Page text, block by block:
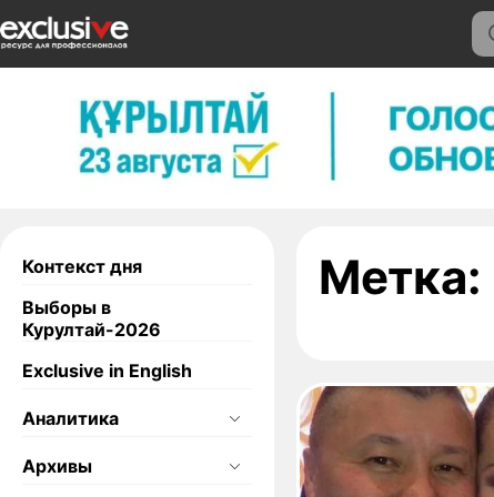
Контекст дня
Выборы в
Курултай-2026
Exclusive in English
Аналитика
Архивы
Метка: